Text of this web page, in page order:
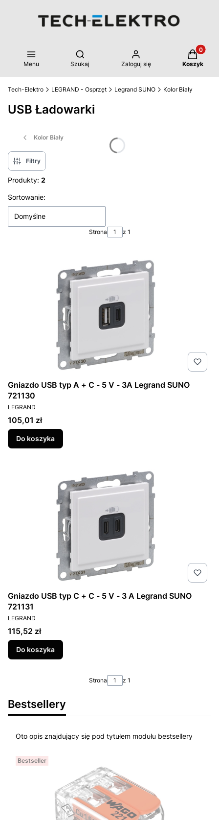
Menu
Otwórz wyszukiwarkę
Szukaj Zaloguj się Koszyk
Tech-Elektro LEGRAND - Osprzęt Legrand SUNO Kolor Biały
USB Ładowarki
Kolor Biały
Filtry
Produkty: 2
Lista produktów
Sortowanie:
Domyślne
Strona z 1
Gniazdo USB typ A + C - 5 V - 3A Legrand SUNO
721130
PRODUCENT
LEGRAND
Cena
105,01 zł
Do koszyka
Gniazdo USB typ C + C - 5 V - 3 A Legrand SUNO
721131
PRODUCENT
LEGRAND
Cena
115,52 zł
Do koszyka
Strona z 1
Bestsellery
Oto opis znajdujący się pod tytułem modułu bestsellery
Bestseller